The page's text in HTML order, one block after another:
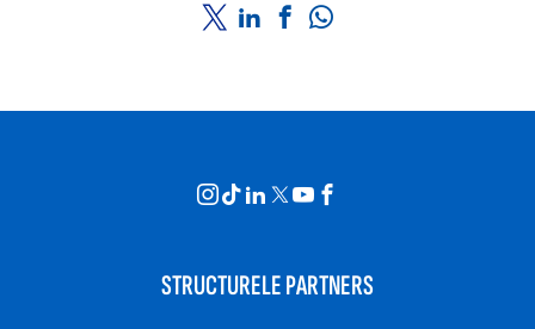
STRUCTURELE PARTNERS